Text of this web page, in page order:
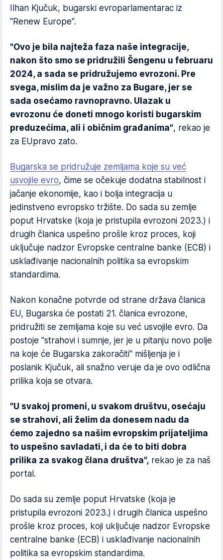
Ilhan Kjučuk, bugarski evroparlamentarac iz
"Renew Europe".
"Ovo je bila najteža faza naše integracije,
nakon što smo se pridružili Šengenu u februaru
2024, a sada se pridružujemo evrozoni. Pre
svega, mislim da je važno za Bugare, jer se
sada osećamo ravnopravno. Ulazak u
evrozonu će doneti mnogo koristi bugarskim
preduzećima, ali i običnim građanima", rekao je
za EUpravo zato.
Bugarska se pridružuje zemljama koje su već
usvojile evro, čime se očekuje dodatna stabilnost i
jačanje ekonomije, kao i bolja integracija u
jedinstveno evropsko tržište. Do sada su zemlje
poput Hrvatske (koja je pristupila evrozoni 2023.) i
drugih članica uspešno prošle kroz proces, koji
uključuje nadzor Evropske centralne banke (ECB) i
usklađivanje nacionalnih politika sa evropskim
standardima.
Nakon konačne potvrde od strane država članica
EU, Bugarska će postati 21. članica evrozone,
pridružiti se zemljama koje su već usvojile evro. Da
postoje "strahovi i sumnje, jer je u pitanju novo polje
na koje će Bugarska zakoračiti" mišljenja je i
poslanik Kjučuk, ali snažno veruje da je ovo odlična
prilika koja se otvara.
"U svakoj promeni, u svakom društvu, osećaju
se strahovi, ali želim da donesem nadu da
ćemo zajedno sa našim evropskim prijateljima
to uspešno savladati, i da će to biti dobra
prilika za svakog člana društva", rekao je za naš
portal.
Do sada su zemlje poput Hrvatske (koja je
pristupila evrozoni 2023.) i drugih članica uspešno
prošle kroz proces, koji uključuje nadzor Evropske
centralne banke (ECB) i usklađivanje nacionalnih
politika sa evropskim standardima.